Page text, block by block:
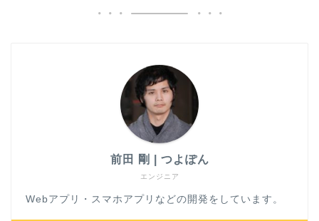
エンジニア
前田 剛 | つよぽん
Webアプリ・スマホアプリなどの開発をしています。